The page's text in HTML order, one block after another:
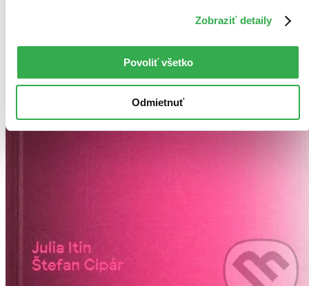
Zobraziť detaily
Povoliť všetko
Odmietnuť